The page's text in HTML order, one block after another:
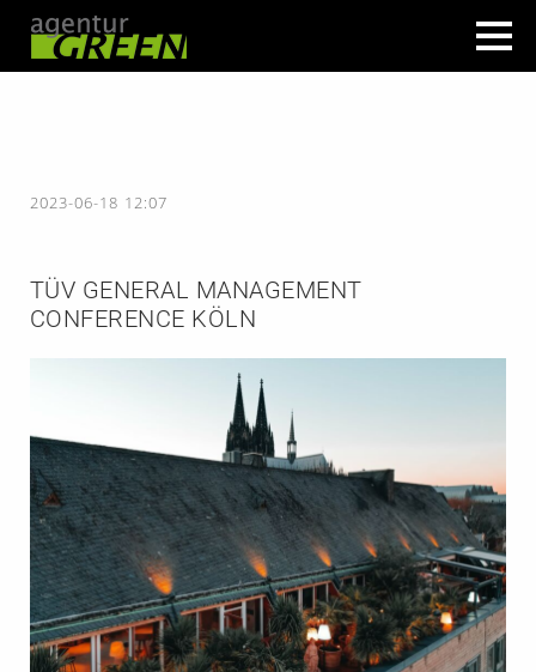
2023-06-18 12:07
TÜV GENERAL MANAGEMENT
CONFERENCE KÖLN